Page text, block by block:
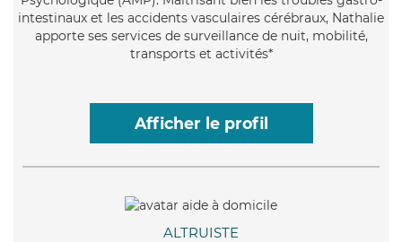
intestinaux et les accidents vasculaires cérébraux, Nathalie
apporte ses services de surveillance de nuit, mobilité,
transports et activités*
Afficher le profil
ALTRUISTE